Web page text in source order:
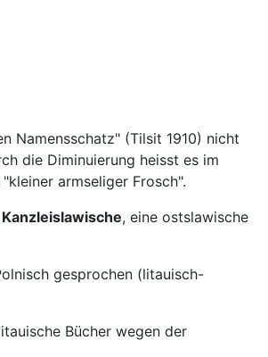
Namensschatz" (Tilsit 1910) nicht
die Diminuierung heisst es im
armseliger Frosch".
Kanzleislawische, eine ostslawische
gesprochen (litauisch-
Bücher wegen der